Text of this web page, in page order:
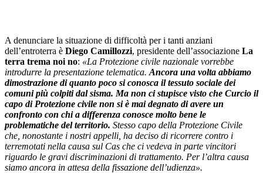
A denunciare la situazione di difficoltà per i tanti anziani
dell’entroterra è Diego Camillozzi, presidente dell’associazione La
terra trema noi no: «La Protezione civile nazionale vorrebbe
introdurre la presentazione telematica. Ancora una volta abbiamo
dimostrazione di quanto poco si conosca il tessuto sociale dei
comuni più colpiti dal sisma. Ma non ci stupisce visto che Curcio il
capo di Protezione civile non si è mai degnato di avere un
confronto con chi a differenza conosce molto bene le
problematiche del territorio. Stesso capo della Protezione Civile
che, nonostante i nostri appelli, ha deciso di ricorrere contro i
terremotati nella causa sul Cas che ci vedeva in parte vincitori
riguardo le gravi discriminazioni di trattamento. Per l’altra causa
siamo ancora in attesa della fissazione dell’udienza».